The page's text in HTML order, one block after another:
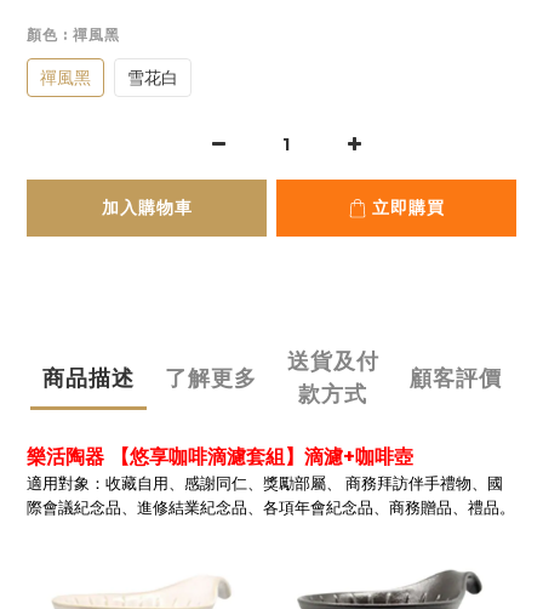
顏色 : 禪風黑
禪風黑 雪花白
加入購物車 立即購買
商品描述 了解更多
送貨及付
款方式
顧客評價
樂活陶器 【悠享咖啡滴濾套組】滴濾+咖啡壺
適用對象：收藏自用、感謝同仁、獎勵部屬、 商務拜訪伴手禮物、國
際會議紀念品、進修結業紀念品、各項年會紀念品、商務贈品、禮品。